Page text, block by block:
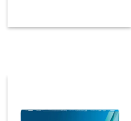
علاقه